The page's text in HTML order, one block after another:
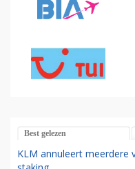
Best gelezen
KLM annuleert meerdere